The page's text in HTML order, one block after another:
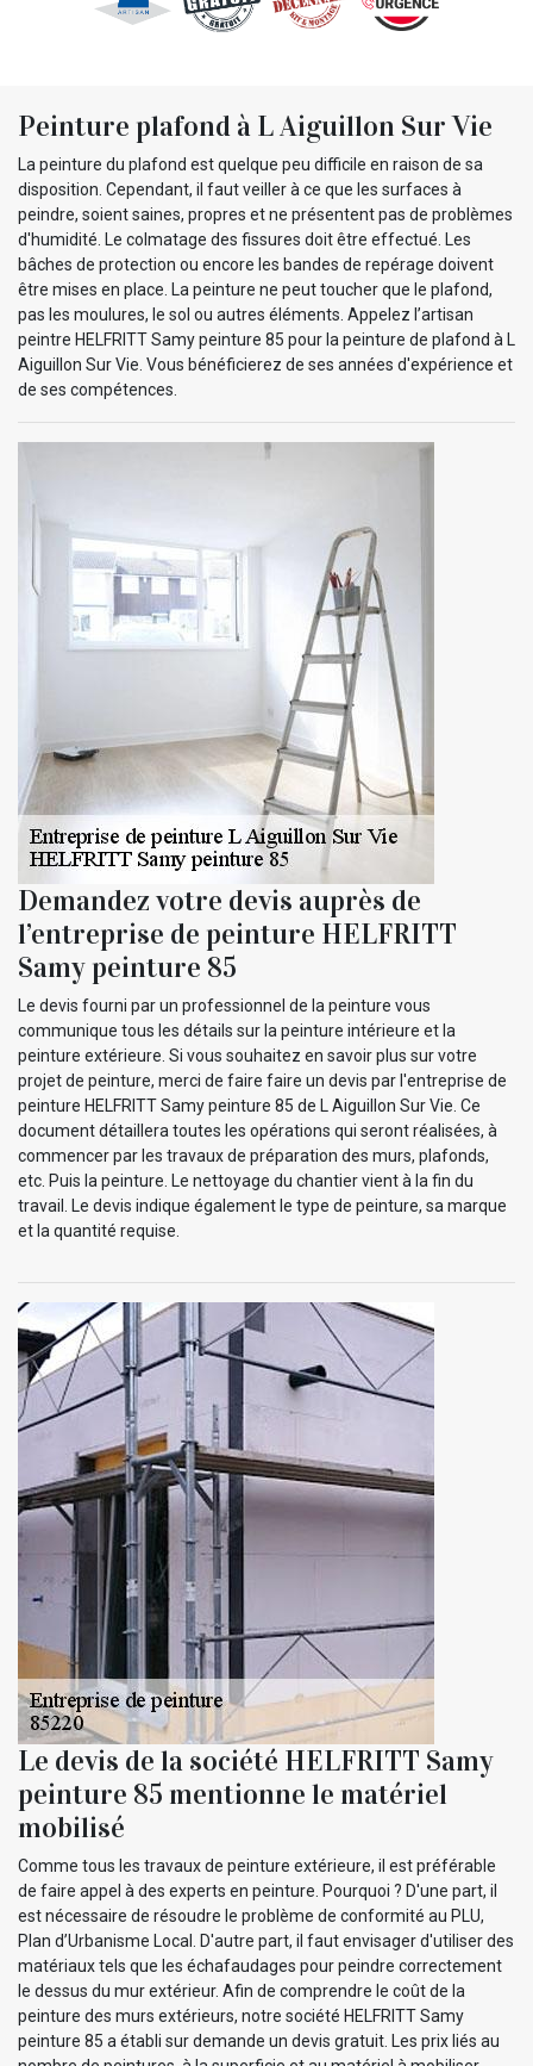
Peinture plafond à L Aiguillon Sur Vie
La peinture du plafond est quelque peu difficile en raison de sa
disposition. Cependant, il faut veiller à ce que les surfaces à
peindre, soient saines, propres et ne présentent pas de problèmes
d'humidité. Le colmatage des fissures doit être effectué. Les
bâches de protection ou encore les bandes de repérage doivent
être mises en place. La peinture ne peut toucher que le plafond,
pas les moulures, le sol ou autres éléments. Appelez l’artisan
peintre HELFRITT Samy peinture 85 pour la peinture de plafond à L
Aiguillon Sur Vie. Vous bénéficierez de ses années d'expérience et
de ses compétences.
Demandez votre devis auprès de
l’entreprise de peinture HELFRITT
Samy peinture 85
Le devis fourni par un professionnel de la peinture vous
communique tous les détails sur la peinture intérieure et la
peinture extérieure. Si vous souhaitez en savoir plus sur votre
projet de peinture, merci de faire faire un devis par l'entreprise de
peinture HELFRITT Samy peinture 85 de L Aiguillon Sur Vie. Ce
document détaillera toutes les opérations qui seront réalisées, à
commencer par les travaux de préparation des murs, plafonds,
etc. Puis la peinture. Le nettoyage du chantier vient à la fin du
travail. Le devis indique également le type de peinture, sa marque
et la quantité requise.
Le devis de la société HELFRITT Samy
peinture 85 mentionne le matériel
mobilisé
Comme tous les travaux de peinture extérieure, il est préférable
de faire appel à des experts en peinture. Pourquoi ? D'une part, il
est nécessaire de résoudre le problème de conformité au PLU,
Plan d’Urbanisme Local. D'autre part, il faut envisager d'utiliser des
matériaux tels que les échafaudages pour peindre correctement
le dessus du mur extérieur. Afin de comprendre le coût de la
peinture des murs extérieurs, notre société HELFRITT Samy
peinture 85 a établi sur demande un devis gratuit. Les prix liés au